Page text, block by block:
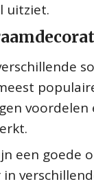
uitziet.
een goede